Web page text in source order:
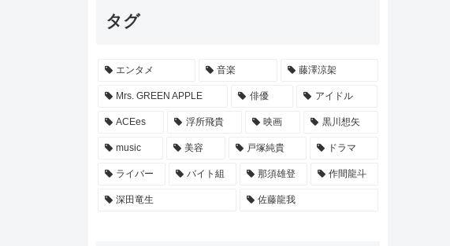
タグ
エンタメ 音楽 藤澤涼架
Mrs. GREEN APPLE 俳優 アイドル
ACEes 浮所飛貴 映画 黒川想矢
music 美容 戸塚純貴 ドラマ
ライバー バイト組 那須雄登 作間龍斗
深田竜生 佐藤龍我